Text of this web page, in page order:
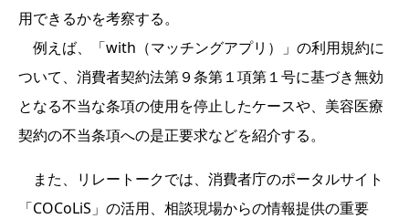
用できるかを考察する。
例えば、「with（マッチングアプリ）」の利用規約に
ついて、消費者契約法第９条第１項第１号に基づき無効
となる不当な条項の使用を停止したケースや、美容医療
契約の不当条項への是正要求などを紹介する。
また、リレートークでは、消費者庁のポータルサイト
「COCoLiS」の活用、相談現場からの情報提供の重要